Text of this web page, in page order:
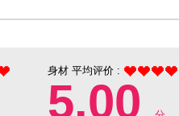
身材 平均评价 :
5.00